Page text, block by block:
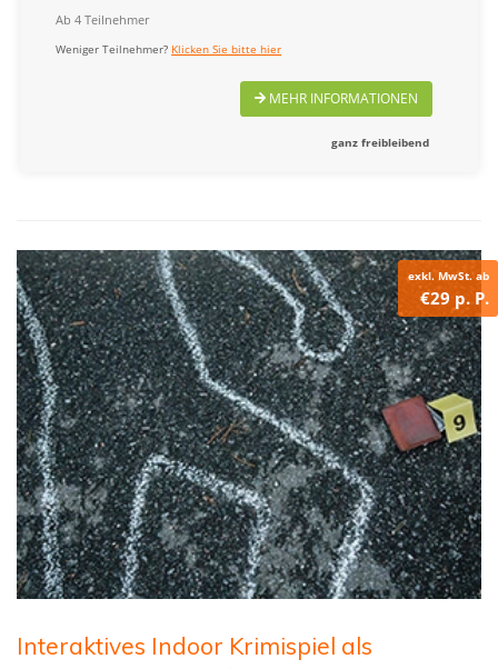
Ab 4 Teilnehmer
Weniger Teilnehmer? Klicken Sie bitte hier
MEHR INFORMATIONEN
ganz freibleibend
exkl. MwSt. ab
€29 p. P.
Interaktives Indoor Krimispiel als